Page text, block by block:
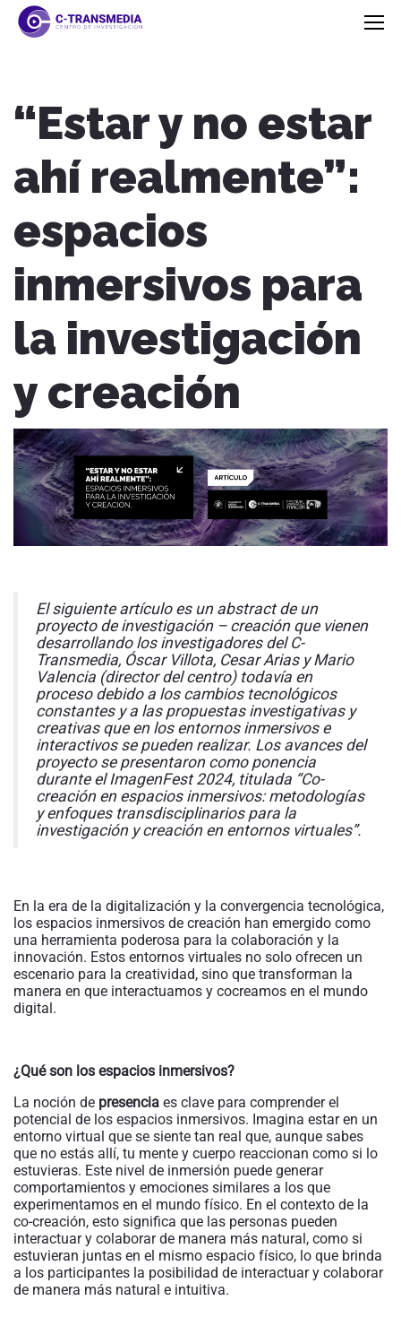
“Estar y no estar
ahí realmente”:
espacios
inmersivos para
la investigación
y creación
El siguiente artículo es un abstractde un
proyecto de investigación – creaciónque vienen
desarrollando los investigadores del C-
Transmedia, Óscar Villota, Cesar AriasyMario
Valencia (director del centro)todavía en
proceso debidoa los cambios tecnológicos
constantes y a las propuestas investigativasy
creativas que en los entornos inmersivos e
interactivos se pueden realizar. Los avances del
proyecto se presentaron como ponencia
durante el ImagenFest 2024, titulada “Co-
creación en espacios inmersivos:metodologías
y enfoques transdisciplinarios para la
investigación y creación en entornos virtuales”.
En la era de la digitalización y la convergencia tecnológica,
los espacios inmersivos de creación han emergido como
una herramienta poderosa para la colaboración y la
innovación. Estos entornos virtuales no solo ofrecen un
escenario para la creatividad, sino que transforman la
manera en que interactuamos y cocreamos en el mundo
digital.
¿Qué son los espacios inmersivos?
La noción de presencia es clave para comprender el
potencial de los espacios inmersivos. Imagina estar en un
entorno virtual que se siente tan real que, aunque sabes
que no estás allí, tu mente y cuerpo reaccionan como si lo
estuvieras. Este nivel de inmersión puede generar
comportamientos y emociones similares a los que
experimentamos en el mundo físico. En el contexto de la
co-creación, esto significa que las personas pueden
interactuar y colaborar de manera más natural, como si
estuvieran juntas en el mismo espacio físico, lo que brinda
a los participantes la posibilidad de interactuar y colaborar
de manera más natural e intuitiva.